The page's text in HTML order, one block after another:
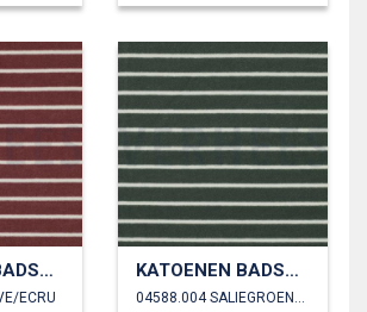
KATOENEN BADSTOF GARENGEVERFD STREPEN
ECRU
KATOENEN BADSTOF GARENGEVERFD STREPEN
04588.004 SALIEGROEN/ECRU